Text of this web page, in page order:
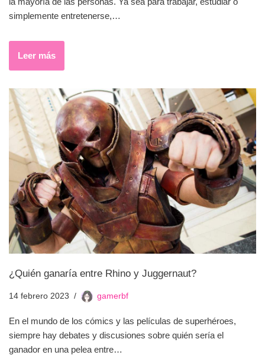
simplemente entretenerse,…
Leer más
¿Quién ganaría entre Rhino y Juggernaut?
14 febrero 2023 gamerbf
En el mundo de los cómics y las películas de superhéroes,
siempre hay debates y discusiones sobre quién sería el
ganador en una pelea entre…